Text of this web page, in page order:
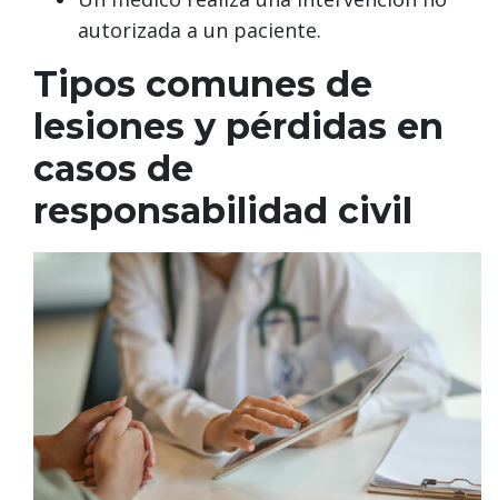
autorizada a un paciente.
Tipos comunes de
lesiones y pérdidas en
casos de
responsabilidad civil